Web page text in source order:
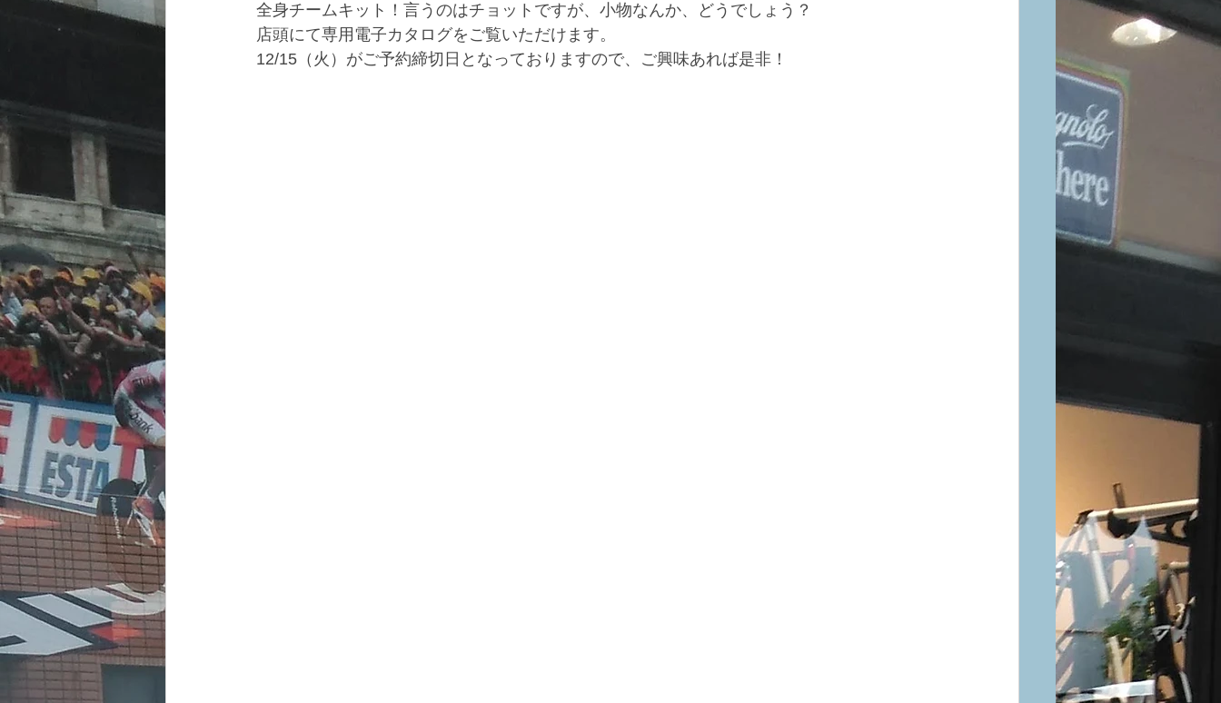
全身チームキット！言うのはチョットですが、小物なんか、どうでしょう？
店頭にて専用電子カタログをご覧いただけます。
12/15（火）がご予約締切日となっておりますので、ご興味あれば是非！